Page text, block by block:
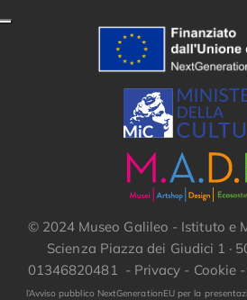
© 2024 Museo Galileo - Istituto e
Scienza Piazza dei Giudici 1 ·
01346820481 - Privacy - Cookie -
l’Avviso pubblico NextGenerationEU per la